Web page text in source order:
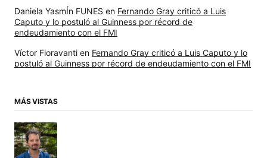
Daniela YasmÍn FUNES en Fernando Gray criticó a Luis
Caputo y lo postuló al Guinness por récord de
endeudamiento con el FMI
Víctor Fioravanti en Fernando Gray criticó a Luis Caputo y lo
postuló al Guinness por récord de endeudamiento con el FMI
MÁS VISTAS